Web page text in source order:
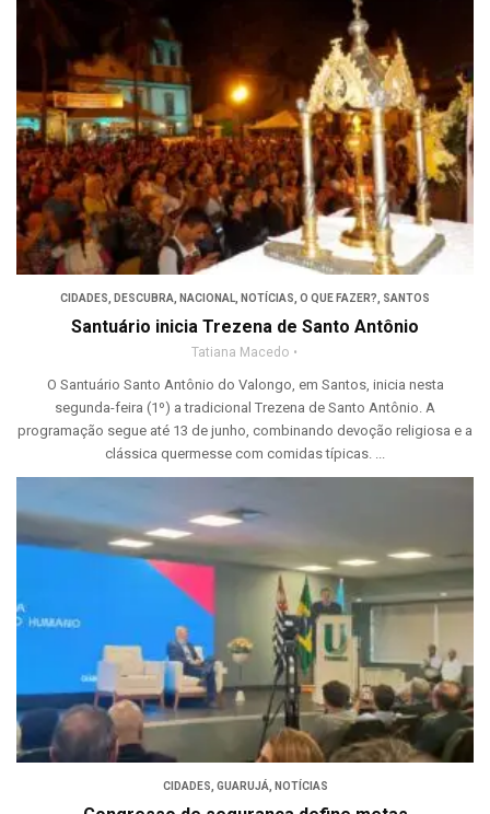
CIDADES DESCUBRA NACIONAL NOTÍCIAS O QUE FAZER? SANTOS
Santuário inicia Trezena de Santo Antônio
Tatiana Macedo
O Santuário Santo Antônio do Valongo, em Santos, inicia nesta
segunda-feira (1º) a tradicional Trezena de Santo Antônio. A
programação segue até 13 de junho, combinando devoção religiosa e a
clássica quermesse com comidas típicas. ...
CIDADES GUARUJÁ NOTÍCIAS